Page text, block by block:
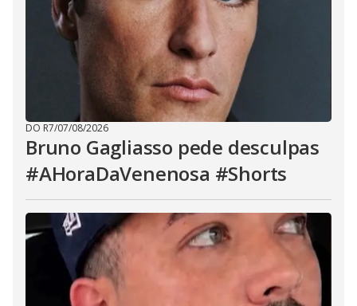
DO R7/07/08/2026
Bruno Gagliasso pede desculpas
#AHoraDaVenenosa #Shorts